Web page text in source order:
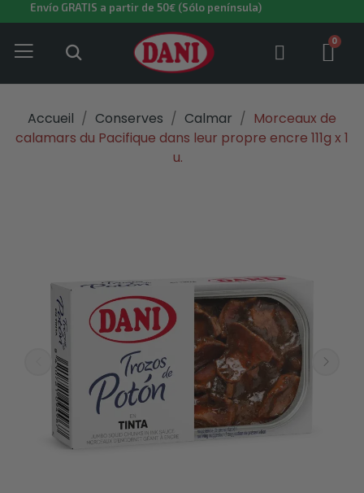
Envío GRATIS a partir de 50€ (Sólo península)
Accueil Conserves Calmar
Morceaux de
calamars du Pacifique dans leur propre encre 111g x 1
u.